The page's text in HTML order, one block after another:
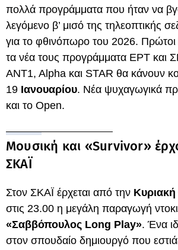
πολλά προγράμματα που ήταν να
λεγόμενο β’ μισό της τηλεοπτικής
για το φθινόπωρο του 2026.
τα νέα τους προγράμματα ΕΡΤ και
ANT1, Alpha και STAR θα κάνουν
19 Ιανουαρίου. Νέα ψυχαγωγικά
και το Open.
Mουσική και «Survivor»
ΣΚΑΪ
Στον ΣΚΑΪ έρχεται από την Κυριακή
στις 23.00 η μεγάλη παραγωγή
«Σαββόπουλος Long Play». Ένα
στον σπουδαίο δημιουργό που